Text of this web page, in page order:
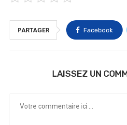
PARTAGER Facebook
LAISSEZ UN